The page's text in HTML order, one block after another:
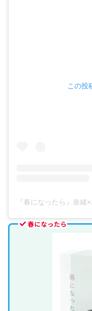
この投
春になったら